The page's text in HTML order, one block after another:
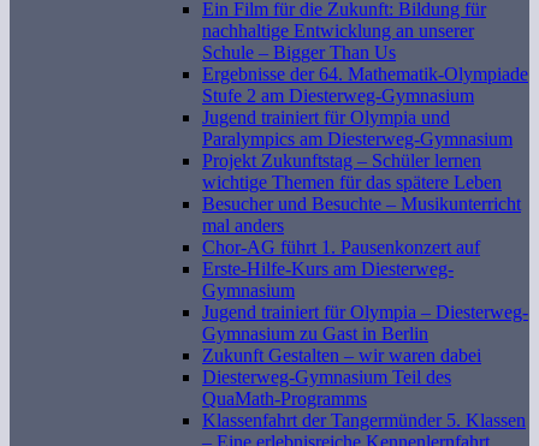
Ein Film für die Zukunft: Bildung für
nachhaltige Entwicklung an unserer
Schule – Bigger Than Us
Ergebnisse der 64. Mathematik-Olympiade
Stufe 2 am Diesterweg-Gymnasium
Jugend trainiert für Olympia und
Paralympics am Diesterweg-Gymnasium
Projekt Zukunftstag – Schüler lernen
wichtige Themen für das spätere Leben
Besucher und Besuchte – Musikunterricht
mal anders
Chor-AG führt 1. Pausenkonzert auf
Erste-Hilfe-Kurs am Diesterweg-
Gymnasium
Jugend trainiert für Olympia – Diesterweg-
Gymnasium zu Gast in Berlin
Zukunft Gestalten – wir waren dabei
Diesterweg-Gymnasium Teil des
QuaMath-Programms
Klassenfahrt der Tangermünder 5. Klassen